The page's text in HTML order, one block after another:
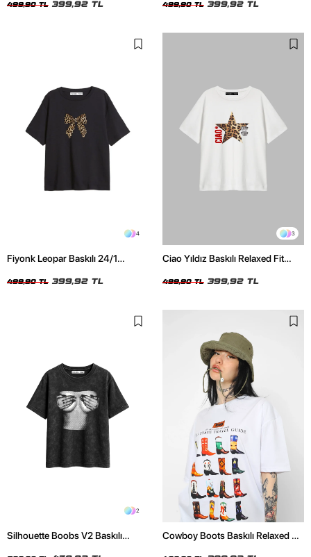
499,90 TL 399,92 TL 499,90 TL 399,92 TL
4
Fiyonk Leopar Baskılı 24/1
Tshirt
499,90 TL 399,92 TL
3
Ciao Yıldız Baskılı Relaxed Fit
499,90 TL 399,92 TL
2
Silhouette Boobs V2 Baskılı
Cowboy Boots Baskılı Relaxed Fit